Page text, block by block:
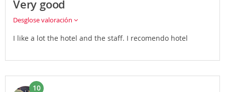
Very good
Desglose valoración
I like a lot the hotel and the staff. I recomendo hotel
10